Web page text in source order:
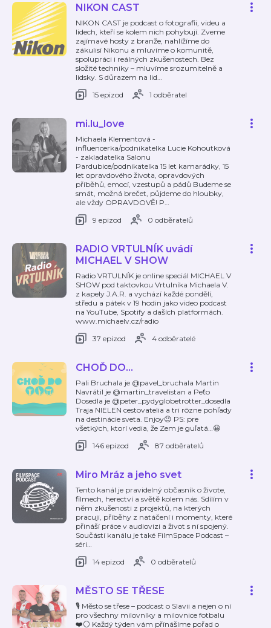
NIKON CAST
NIKON CAST je podcast o fotografii, videu a
lidech, kteří se kolem nich pohybují. Zveme
zajímavé hosty z branže, nahlížíme do
zákulisí Nikonu a mluvíme o komunitě,
spolupráci i reálných zkušenostech. Bez
složité techniky – mluvíme srozumitelně a
lidsky. S důrazem na lid…
15 epizod
1 odběratel
mi.lu_love
Michaela Klementová -
influencerka/podnikatelka Lucie Kohoutková
- zakladatelka Salonu
Pardubice/podnikatelka 15 let kamarádky, 15
let opravdového života, opravdových
příběhů, emocí, vzestupů a pádů Budeme se
smát, možná brečet, půjdeme do hloubky,
ale vždy OPRAVDOVĚ! P…
9 epizod
0 odběratelů
RADIO VRTULNÍK uvádí
MICHAEL V SHOW
Radio VRTULNÍK je online speciál MICHAEL V
SHOW pod taktovkou Vrtulníka Michaela V.
z kapely J.A.R. a vychází každé pondělí,
středu a pátek v 19 hodin jako video podcast
na YouTube, Spotify a daších platformách.
www.michaelv.cz/radio
37 epizod
4 odběratelé
CHOĎ DO...
Pali Bruchala je @pavel_bruchala Martin
Navrátil je @martin_travelistan a Peťo
Dosedla je @peter_pydyglobetrotter_dosedla
Traja NIELEN cestovatelia a tri rôzne pohľady
na destinácie sveta. Enjoy😉 PS: pre
všetkých, ktorí vedia, že Zem je guľatá…😀
146 epizod
87 odběratelů
Miro Mráz a jeho svet
Tento kanál je pravidelný občasník o živote,
filmech, herectví a světě kolem nás. Sdílím v
něm zkušenosti z projektů, na kterých
pracuji, příběhy z natáčení i momenty, které
přináší práce v audiovizi a život s ní spojený.
Součástí kanálu je také FilmSpace Podcast –
séri…
14 epizod
0 odběratelů
MĚSTO SE TŘESE
🎙️ Město se třese – podcast o Slavii a nejen o ní
pro všechny milovníky a milovnice fotbalu
❤️⚪ Každý týden vám přínášíme pořad o